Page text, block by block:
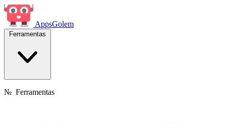
AppsGolem
Ferramentas
№ Ferramentas